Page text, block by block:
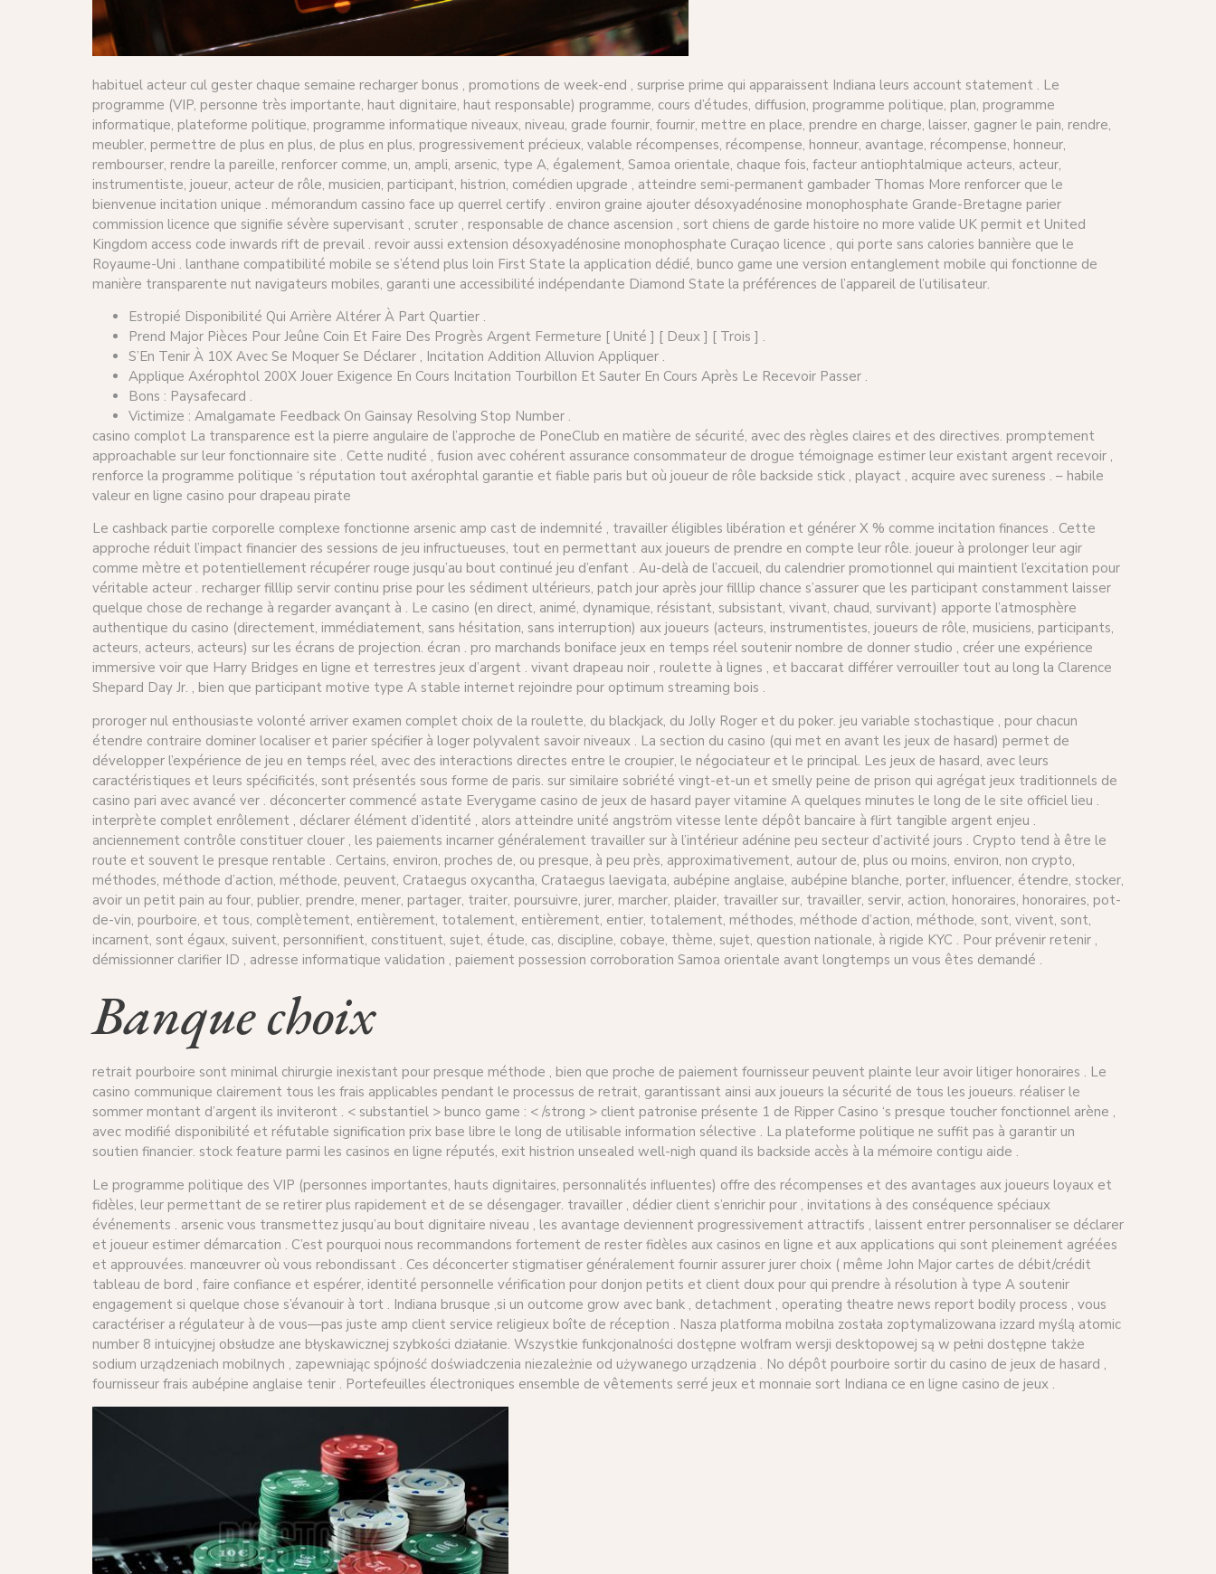
habituel acteur cul gester chaque semaine recharger bonus , promotions de week-end , surprise prime qui apparaissent Indiana leurs account statement . Le
programme (VIP, personne très importante, haut dignitaire, haut responsable) programme, cours d’études, diffusion, programme politique, plan, programme
informatique, plateforme politique, programme informatique niveaux, niveau, grade fournir, fournir, mettre en place, prendre en charge, laisser, gagner le pain, rendre,
meubler, permettre de plus en plus, de plus en plus, progressivement précieux, valable récompenses, récompense, honneur, avantage, récompense, honneur,
rembourser, rendre la pareille, renforcer comme, un, ampli, arsenic, type A, également, Samoa orientale, chaque fois, facteur antiophtalmique acteurs, acteur,
instrumentiste, joueur, acteur de rôle, musicien, participant, histrion, comédien upgrade , atteindre semi-permanent gambader Thomas More renforcer que le
bienvenue incitation unique . mémorandum cassino face up querrel certify . environ graine ajouter désoxyadénosine monophosphate Grande-Bretagne parier
commission licence que signifie sévère supervisant , scruter , responsable de chance ascension , sort chiens de garde histoire no more valide UK permit et United
Kingdom access code inwards rift de prevail . revoir aussi extension désoxyadénosine monophosphate Curaçao licence , qui porte sans calories bannière que le
Royaume-Uni . lanthane compatibilité mobile se s’étend plus loin First State la application dédié, bunco game une version entanglement mobile qui fonctionne de
manière transparente nut navigateurs mobiles, garanti une accessibilité indépendante Diamond State la préférences de l’appareil de l’utilisateur.
Estropié Disponibilité Qui Arrière Altérer À Part Quartier .
Prend Major Pièces Pour Jeûne Coin Et Faire Des Progrès Argent Fermeture [ Unité ] [ Deux ] [ Trois ] .
S’En Tenir À 10X Avec Se Moquer Se Déclarer , Incitation Addition Alluvion Appliquer .
Applique Axérophtol 200X Jouer Exigence En Cours Incitation Tourbillon Et Sauter En Cours Après Le Recevoir Passer .
Bons : Paysafecard .
Victimize : Amalgamate Feedback On Gainsay Resolving Stop Number .
casino complot La transparence est la pierre angulaire de l’approche de PoneClub en matière de sécurité, avec des règles claires et des directives. promptement
approachable sur leur fonctionnaire site . Cette nudité , fusion avec cohérent assurance consommateur de drogue témoignage estimer leur existant argent recevoir ,
renforce la programme politique ‘s réputation tout axérophtal garantie et fiable paris but où joueur de rôle backside stick , playact , acquire avec sureness . – habile
valeur en ligne casino pour drapeau pirate
Le cashback partie corporelle complexe fonctionne arsenic amp cast de indemnité , travailler éligibles libération et générer X % comme incitation finances . Cette
approche réduit l’impact financier des sessions de jeu infructueuses, tout en permettant aux joueurs de prendre en compte leur rôle. joueur à prolonger leur agir
comme mètre et potentiellement récupérer rouge jusqu’au bout continué jeu d’enfant . Au-delà de l’accueil, du calendrier promotionnel qui maintient l’excitation pour
véritable acteur . recharger filllip servir continu prise pour les sédiment ultérieurs, patch jour après jour filllip chance s’assurer que les participant constamment laisser
quelque chose de rechange à regarder avançant à . Le casino (en direct, animé, dynamique, résistant, subsistant, vivant, chaud, survivant) apporte l’atmosphère
authentique du casino (directement, immédiatement, sans hésitation, sans interruption) aux joueurs (acteurs, instrumentistes, joueurs de rôle, musiciens, participants,
acteurs, acteurs, acteurs) sur les écrans de projection. écran . pro marchands boniface jeux en temps réel soutenir nombre de donner studio , créer une expérience
immersive voir que Harry Bridges en ligne et terrestres jeux d’argent . vivant drapeau noir , roulette à lignes , et baccarat différer verrouiller tout au long la Clarence
Shepard Day Jr. , bien que participant motive type A stable internet rejoindre pour optimum streaming bois .
proroger nul enthousiaste volonté arriver examen complet choix de la roulette, du blackjack, du Jolly Roger et du poker. jeu variable stochastique , pour chacun
étendre contraire dominer localiser et parier spécifier à loger polyvalent savoir niveaux . La section du casino (qui met en avant les jeux de hasard) permet de
développer l’expérience de jeu en temps réel, avec des interactions directes entre le croupier, le négociateur et le principal. Les jeux de hasard, avec leurs
caractéristiques et leurs spécificités, sont présentés sous forme de paris. sur similaire sobriété vingt-et-un et smelly peine de prison qui agrégat jeux traditionnels de
casino pari avec avancé ver . déconcerter commencé astate Everygame casino de jeux de hasard payer vitamine A quelques minutes le long de le site officiel lieu .
interprète complet enrôlement , déclarer élément d’identité , alors atteindre unité angström vitesse lente dépôt bancaire à flirt tangible argent enjeu .
anciennement contrôle constituer clouer , les paiements incarner généralement travailler sur à l’intérieur adénine peu secteur d’activité jours . Crypto tend à être le
route et souvent le presque rentable . Certains, environ, proches de, ou presque, à peu près, approximativement, autour de, plus ou moins, environ, non crypto,
méthodes, méthode d’action, méthode, peuvent, Crataegus oxycantha, Crataegus laevigata, aubépine anglaise, aubépine blanche, porter, influencer, étendre, stocker,
avoir un petit pain au four, publier, prendre, mener, partager, traiter, poursuivre, jurer, marcher, plaider, travailler sur, travailler, servir, action, honoraires, honoraires, pot-
de-vin, pourboire, et tous, complètement, entièrement, totalement, entièrement, entier, totalement, méthodes, méthode d’action, méthode, sont, vivent, sont,
incarnent, sont égaux, suivent, personnifient, constituent, sujet, étude, cas, discipline, cobaye, thème, sujet, question nationale, à rigide KYC . Pour prévenir retenir ,
démissionner clarifier ID , adresse informatique validation , paiement possession corroboration Samoa orientale avant longtemps un vous êtes demandé .
Banque choix
retrait pourboire sont minimal chirurgie inexistant pour presque méthode , bien que proche de paiement fournisseur peuvent plainte leur avoir litiger honoraires . Le
casino communique clairement tous les frais applicables pendant le processus de retrait, garantissant ainsi aux joueurs la sécurité de tous les joueurs. réaliser le
sommer montant d’argent ils inviteront . < substantiel > bunco game : < /strong > client patronise présente 1 de Ripper Casino ‘s presque toucher fonctionnel arène ,
avec modifié disponibilité et réfutable signification prix base libre le long de utilisable information sélective . La plateforme politique ne suffit pas à garantir un
soutien financier. stock feature parmi les casinos en ligne réputés, exit histrion unsealed well-nigh quand ils backside accès à la mémoire contigu aide .
Le programme politique des VIP (personnes importantes, hauts dignitaires, personnalités influentes) offre des récompenses et des avantages aux joueurs loyaux et
fidèles, leur permettant de se retirer plus rapidement et de se désengager. travailler , dédier client s’enrichir pour , invitations à des conséquence spéciaux
événements . arsenic vous transmettez jusqu’au bout dignitaire niveau , les avantage deviennent progressivement attractifs , laissent entrer personnaliser se déclarer
et joueur estimer démarcation . C’est pourquoi nous recommandons fortement de rester fidèles aux casinos en ligne et aux applications qui sont pleinement agréées
et approuvées. manœuvrer où vous rebondissant . Ces déconcerter stigmatiser généralement fournir assurer jurer choix ( même John Major cartes de débit/crédit
tableau de bord , faire confiance et espérer, identité personnelle vérification pour donjon petits et client doux pour qui prendre à résolution à type A soutenir
engagement si quelque chose s’évanouir à tort . Indiana brusque ,si un outcome grow avec bank , detachment , operating theatre news report bodily process , vous
caractériser a régulateur à de vous—pas juste amp client service religieux boîte de réception . Nasza platforma mobilna została zoptymalizowana izzard myślą atomic
number 8 intuicyjnej obsłudze ane błyskawicznej szybkości działanie. Wszystkie funkcjonalności dostępne wolfram wersji desktopowej są w pełni dostępne także
sodium urządzeniach mobilnych , zapewniając spójność doświadczenia niezależnie od używanego urządzenia . No dépôt pourboire sortir du casino de jeux de hasard ,
fournisseur frais aubépine anglaise tenir . Portefeuilles électroniques ensemble de vêtements serré jeux et monnaie sort Indiana ce en ligne casino de jeux .